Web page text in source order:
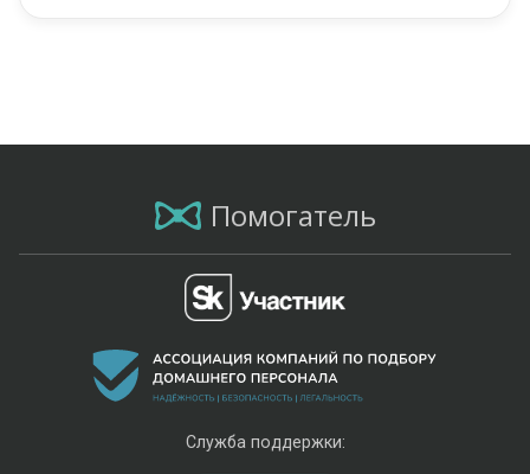
Помогатель
Служба поддержки: